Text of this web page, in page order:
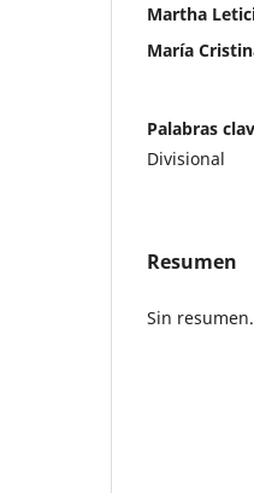
Martha
María
Palabras
Divisional
Resumen
Sin resumen.